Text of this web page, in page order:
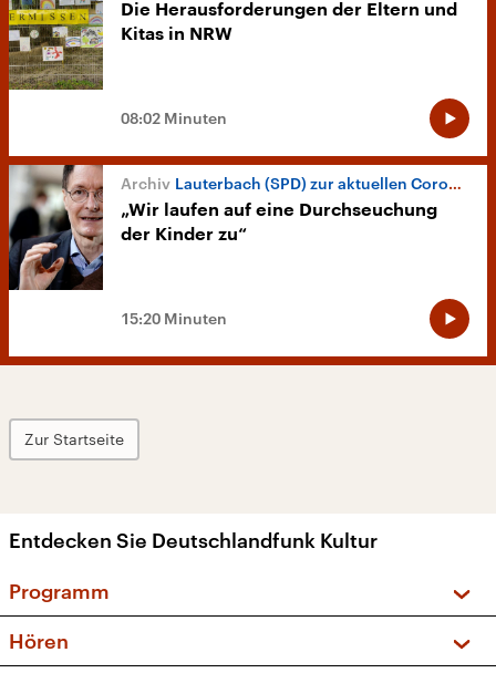
Die Herausforderungen der Eltern und
Kitas in NRW
08:02 Minuten
Lauterbach (SPD) zur aktuellen Corona-Situation
„Wir laufen auf eine Durchseuchung
der Kinder zu“
15:20 Minuten
Zur Startseite
Entdecken Sie Deutschlandfunk Kultur
Programm
Sendungen und Podcasts
Hören